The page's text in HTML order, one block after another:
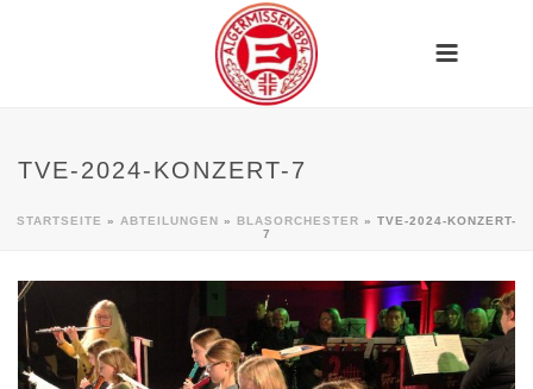
TVE-2024-KONZERT-7
STARTSEITE » ABTEILUNGEN » BLASORCHESTER » TVE-2024-KONZERT-
7